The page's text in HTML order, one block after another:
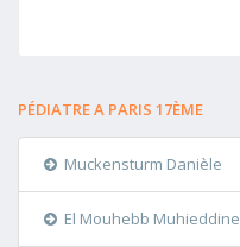
PÉDIATRE A PARIS 17ÈME
Muckensturm Danièle
El Mouhebb Muhieddine